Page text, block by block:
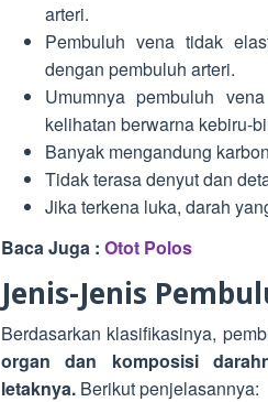
arteri.
Pembuluh vena tidak
dengan pembuluh arteri.
Umumnya pembuluh
kelihatan berwarna kebiru-
Banyak mengandung
Tidak terasa denyut dan
Jika terkena luka, darah
Baca Juga : Otot Polos
Jenis-Jenis
Berdasarkan klasifikasinya,
organ dan komposisi
letaknya. Berikut penjelasannya: